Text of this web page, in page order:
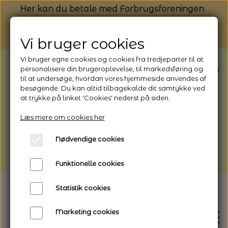
Her kan du betale med Forbrugsforeningen
BEMÆRK: Butikken har ferielukket* fra
1/8 - 9/8 - 2026
*Webshoppen er åben og sender hele
afhentning
Vi gør opmærksom på, at der kan være lidt
længere leveringstid
Vi bruger cookies
Vi bruger egne cookies og cookies fra tredjeparter til at
personalisere din brugeroplevelse, til markedsføring og
til at undersøge, hvordan vores hjemmeside anvendes af
besøgende. Du kan altid tilbagekalde dit samtykke ved
at trykke på linket 'Cookies' nederst på siden.
Læs mere om cookies her
Nødvendige cookies
Funktionelle cookies
Statistik cookies
Marketing cookies